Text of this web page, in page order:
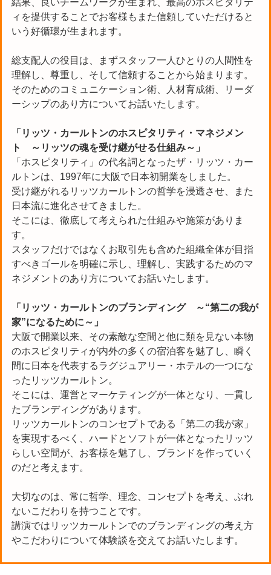
ィを提供することでお客様もまた信頼していただけると
いう好循環が生まれます。
総支配人の役目は、まずスタッフ一人ひとりの人間性を
理解し、尊重し、そして信頼することから始まります。
そのためのコミュニケーション術、人材育成術、リーダ
ーシップのあり方についてお話いたします。
「リッツ・カールトンのホスピタリティ・マネジメン
ト ～リッツの魂を受け継がせる仕組み～」
「ホスピタリティ」の代名詞となったザ・リッツ・カー
ルトンは、1997年に大阪で日本初開業をしました。
受け継がれるリッツカールトンの哲学を浸透させ、また
日本流に進化させてきました。
そこには、徹底して考えられた仕組みや施策がありま
す。
スタッフだけではなくお取引先も含めた組織全体が目指
すべきゴールを明確に示し、理解し、実践するためのマ
ネジメントのあり方についてお話いたします。
「リッツ・カールトンのブランディング ～“第二の我が
家”になるために～」
大阪で開業以来、その素敵な空間と他に類を見ない本物
のホスピタリティが内外の多くの宿泊客を魅了し、瞬く
間に日本を代表するラグジュアリー・ホテルの一つにな
ったリッツカールトン。
そこには、運営とマーケティングが一体となり、一貫し
たブランディングがあります。
リッツカールトンのコンセプトである「第二の我が家」
を実現するべく、ハードとソフトが一体となったリッツ
らしい空間が、お客様を魅了し、ブランドを作っていく
のだと考えます。
大切なのは、常に哲学、理念、コンセプトを考え、ぶれ
ないこだわりを持つことです。
講演ではリッツカールトンでのブランディングの考え方
やこだわりについて体験談を交えてお話いたします。